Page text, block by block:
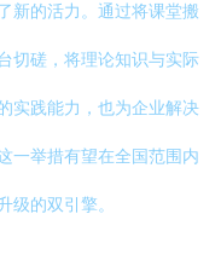
新的活力。通过将课堂搬
切磋，将理论知识与实际
实践能力，也为企业解决
一举措有望在全国范围内
级的双引擎。